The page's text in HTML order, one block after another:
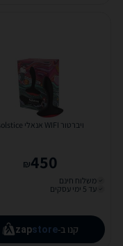
ויברטור WIFI אנאלי solstice
450
₪
משלוח חינם
עד 5 ימי עסקים
קנו ב- zapstore